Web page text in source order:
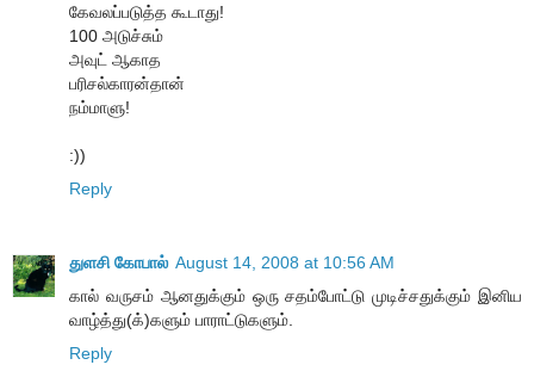
கேவலப்படுத்த கூடாது!
100 அடுச்சும்
அவுட் ஆகாத
பரிசல்காரன்தான்
நம்மாளு!
:))
Reply
துளசி கோபால் August 14, 2008 at 10:56 AM
கால் வருசம் ஆனதுக்கும் ஒரு சதம்போட்டு முடிச்சதுக்கும் இனிய
வாழ்த்து(க்)களும் பாராட்டுகளும்.
Reply